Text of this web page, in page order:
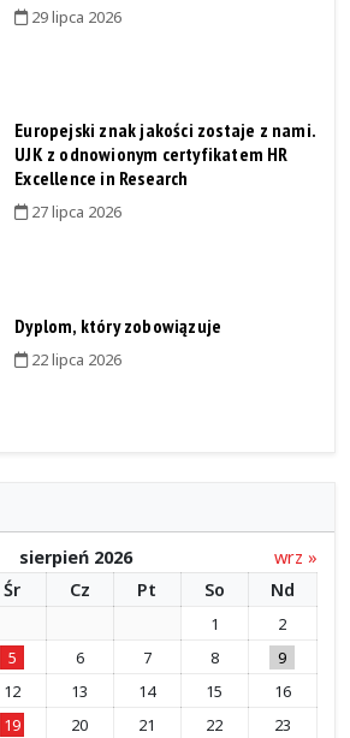
29 lipca 2026
Europejski znak jakości zostaje z nami.
UJK z odnowionym certyfikatem HR
Excellence in Research
27 lipca 2026
Dyplom, który zobowiązuje
22 lipca 2026
sierpień 2026
wrz »
Śr Cz Pt So Nd
1
2
5 6 7 8
9
12 13 14 15
16
19 20 21 22
23